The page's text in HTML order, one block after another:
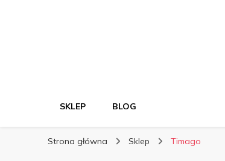
SKLEP BLOG
Strona główna Sklep Timago